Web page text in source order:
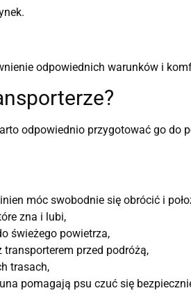
odpowiednich warunków i
odpowiednio przygotować go do
móc swobodnie się obrócić i
zna i lubi,
świeżego powietrza,
przed podróżą,
trasach,
pomagają psu czuć się